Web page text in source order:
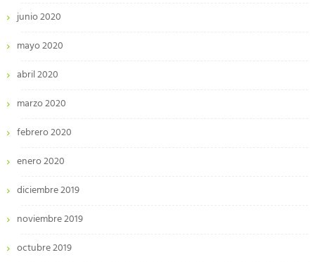
junio 2020
mayo 2020
abril 2020
marzo 2020
febrero 2020
enero 2020
diciembre 2019
noviembre 2019
octubre 2019